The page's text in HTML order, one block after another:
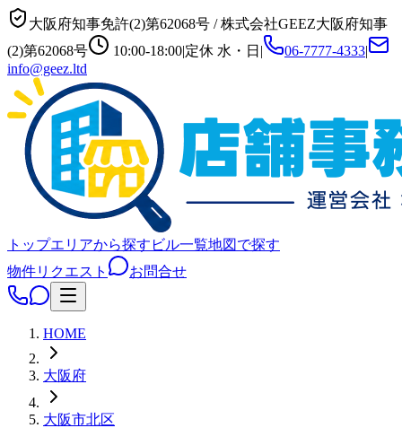
大阪府知事免許(2)第62068号 /株式会社GEEZ大阪府知事
(2)第62068号
10:00-18:00|定休 水・日 | 06-7777-4333|
info@geez.ltd
トップエリアから探す ビル一覧地図で探す
物件リクエスト
お問合せ
HOME
大阪府
大阪市北区